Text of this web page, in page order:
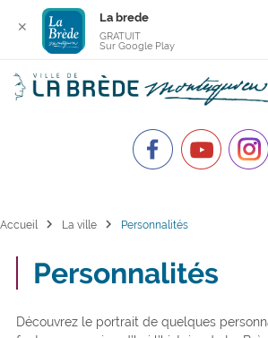
Accueil chevron_right La ville chevron_right Personnalités
Personnalités
Découvrez le portrait de quelques
✕
La brede
GRATUIT
Sur Google Play